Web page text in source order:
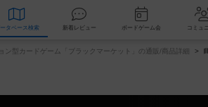
データベース 検索 新着レビュー ボードゲーム会
ン型カードゲーム「ブラックマーケット」の通販/商品詳細